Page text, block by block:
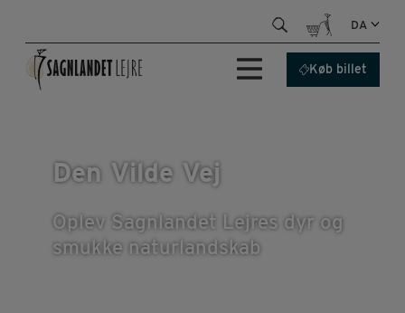
indhold
DA
Køb billet
Den Vilde Vej
Oplev Sagnlandet Lejres dyr og
smukke naturlandskab